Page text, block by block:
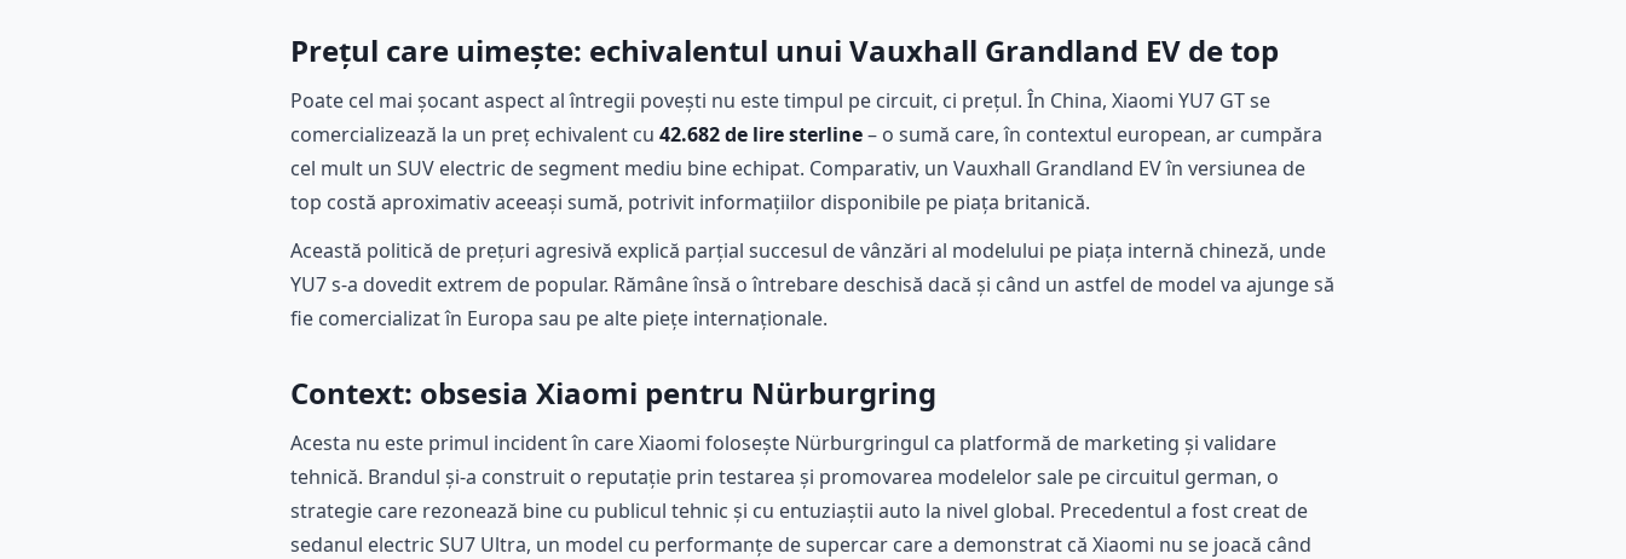
Prețul care uimește: echivalentul unui Vauxhall Grandland EV de top
Poate cel mai șocant aspect al întregii povești nu este timpul pe circuit, ci prețul. În China, Xiaomi YU7 GT se
comercializează la un preț echivalent cu 42.682 de lire sterline– o sumă care, în contextul european, ar cumpăra
cel mult un SUV electric de segment mediu bine echipat. Comparativ, un Vauxhall Grandland EV în versiunea de
top costă aproximativ aceeași sumă, potrivit informațiilor disponibile pe piața britanică.
Această politică de prețuri agresivă explică parțial succesul de vânzări al modelului pe piața internă chineză, unde
YU7 s-a dovedit extrem de popular. Rămâne însă o întrebare deschisă dacă și când un astfel de model va ajunge să
fie comercializat în Europa sau pe alte piețe internaționale.
Context: obsesia Xiaomi pentru Nürburgring
Acesta nu este primul incident în care Xiaomi folosește Nürburgringul ca platformă de marketing și validare
tehnică. Brandul și-a construit o reputație prin testarea și promovarea modelelor sale pe circuitul german, o
strategie care rezonează bine cu publicul tehnic și cu entuziaștii auto la nivel global. Precedentul a fost creat de
sedanul electric SU7 Ultra, un model cu performanțe de supercar care a demonstrat că Xiaomi nu se joacă când